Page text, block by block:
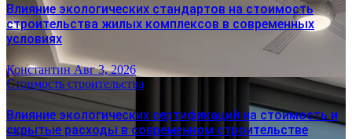
Влияние экологических стандартов на стоимость
строительства жилых комплексов в современных
условиях
КонстантинАвг 3, 2026
Стоимость строительства
Влияние экологических сертификаций на стоимость и
скрытые расходы в современном строительстве